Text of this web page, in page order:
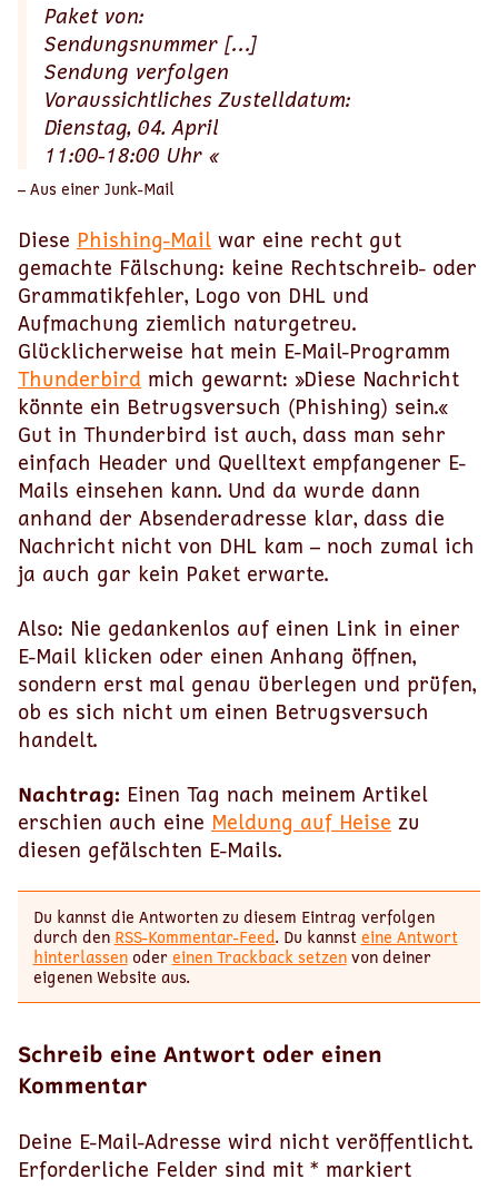
Paket von:
Sendungsnummer […]
Sendung verfolgen
Voraussichtliches Zustelldatum:
Dienstag, 04. April
11:00-18:00 Uhr «
– Aus einer Junk-Mail
Diese Phishing-Mail war eine recht gut
gemachte Fälschung: keine Rechtschreib- oder
Grammatikfehler, Logo von DHL und
Aufmachung ziemlich naturgetreu.
Glücklicherweise hat mein E-Mail-Programm
Thunderbird mich gewarnt: »Diese Nachricht
könnte ein Betrugsversuch (Phishing) sein.«
Gut in Thunderbird ist auch, dass man sehr
einfach Header und Quelltext empfangener E-
Mails einsehen kann. Und da wurde dann
anhand der Absenderadresse klar, dass die
Nachricht nicht von DHL kam – noch zumal ich
ja auch gar kein Paket erwarte.
Also: Nie gedankenlos auf einen Link in einer
E-Mail klicken oder einen Anhang öffnen,
sondern erst mal genau überlegen und prüfen,
ob es sich nicht um einen Betrugsversuch
handelt.
Nachtrag: Einen Tag nach meinem Artikel
erschien auch eine Meldung auf Heise zu
diesen gefälschten E-Mails.
Du kannst die Antworten zu diesem Eintrag verfolgen
durch den RSS-Kommentar-Feed. Du kannsteine Antwort
hinterlassenodereinen Trackback setzenvon deiner
eigenen Website aus.
Schreib eine Antwort oder einen
Kommentar
Deine E-Mail-Adresse wird nicht veröffentlicht.
Erforderliche Felder sind mit * markiert